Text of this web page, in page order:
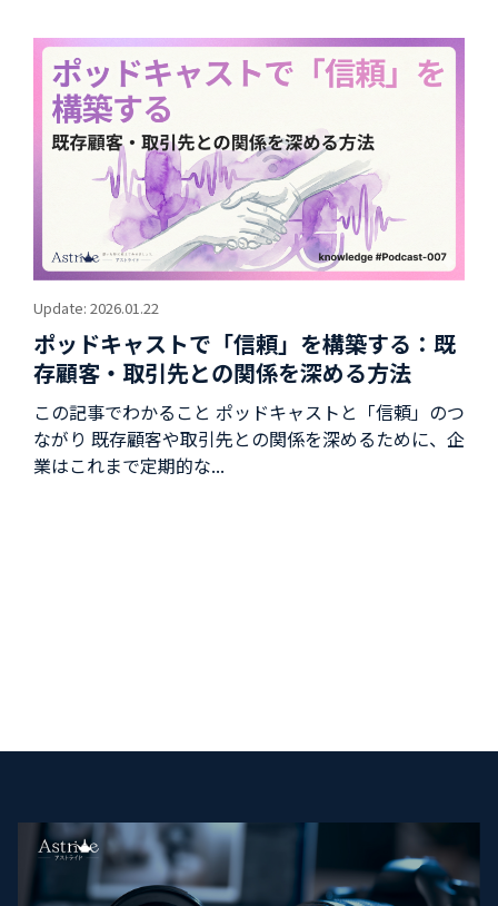
Update: 2026.01.22
ポッドキャストで「信頼」を構築する：既
存顧客・取引先との関係を深める方法
この記事でわかること ポッドキャストと「信頼」のつ
ながり 既存顧客や取引先との関係を深めるために、企
業はこれまで定期的な...